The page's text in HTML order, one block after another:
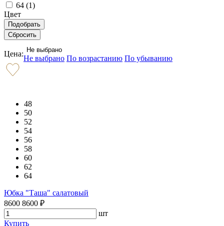
64 (1)
Цвет
Цена: Не выбрано
Не выбрано По возрастанию По убыванию
48
50
52
54
56
58
60
62
64
Юбка "Таша" салатовый
8600 8600 ₽
шт
Купить